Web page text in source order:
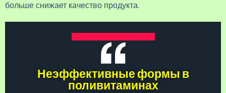
больше снижает качество продукта.
Неэффективные формы в
поливитаминах